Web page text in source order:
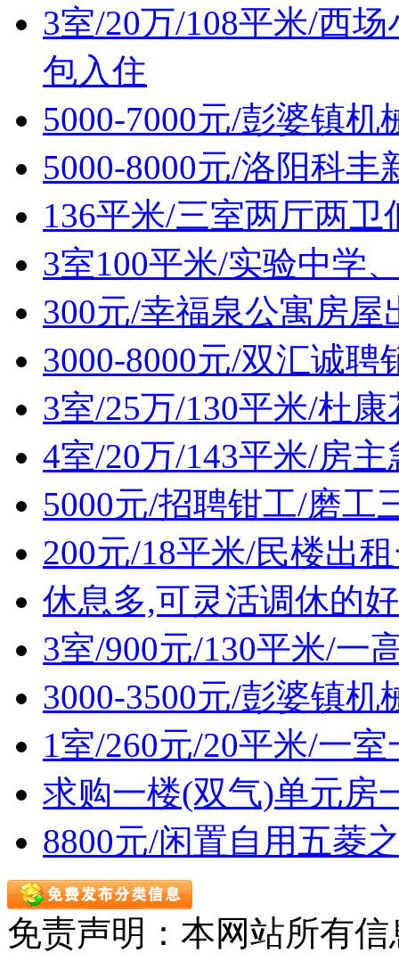
3室/20万/108平米/西
包入住
5000-7000元/彭婆镇
5000-8000元/洛阳科
136平米/三室两厅两卫
3室100平米/实验中学
300元/幸福泉公寓房屋
3000-8000元/双汇诚聘
3室/25万/130平米/杜
4室/20万/143平米/房
5000元/招聘钳工/磨工
200元/18平米/民楼出
休息多,可灵活调休的
3室/900元/130平米/一
3000-3500元/彭婆镇
1室/260元/20平米/一
求购一楼(双气)单元房
8800元/闲置自用五菱
免责声明：本网站所有